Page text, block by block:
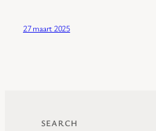
27 maart 2025
SEARCH